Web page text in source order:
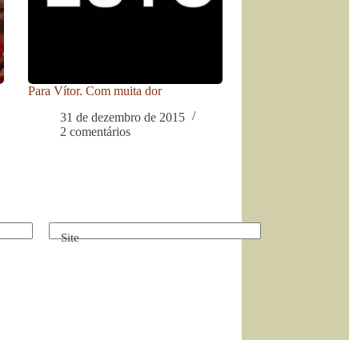
Para Vítor. Com muita dor
31 de dezembro de 2015
2 comentários
Site